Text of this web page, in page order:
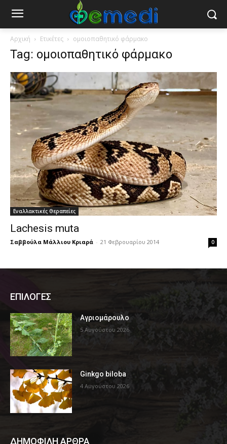
Αρχική Ετικέτες ομοιοπαθητικό φάρμακο
Tag: ομοιοπαθητικό φάρμακο
Εναλλακτικές Θεραπείες
Lachesis muta
Σαββούλα Μάλλιου Κριαρά - 21 Φεβρουαρίου 2014 0
ΕΠΙΛΟΓΕΣ
Αγριομάρουλο
5 Αυγούστου 2026
Ginkgo biloba
4 Αυγούστου 2026
ΔΗΜΟΦΙΛΗ ΑΡΘΡΑ